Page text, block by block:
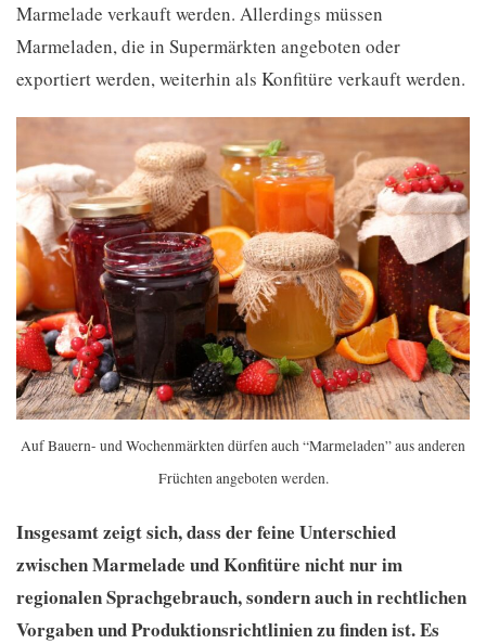
Marmelade verkauft werden. Allerdings müssen
Marmeladen, die in Supermärkten angeboten oder
exportiert werden, weiterhin als Konfitüre verkauft werden.
Auf Bauern- und Wochenmärkten dürfen auch “Marmeladen” aus anderen
Früchten angeboten werden.
Insgesamt zeigt sich, dass der feine Unterschied
zwischen Marmelade und Konfitüre nicht nur im
regionalen Sprachgebrauch, sondern auch in rechtlichen
Vorgaben und Produktionsrichtlinien zu finden ist. Es